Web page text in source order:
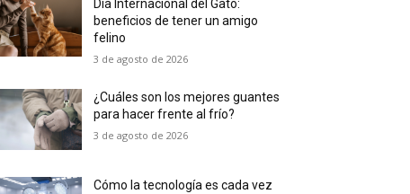
Día Internacional del Gato:
beneficios de tener un amigo
felino
3 de agosto de 2026
¿Cuáles son los mejores guantes
para hacer frente al frío?
3 de agosto de 2026
Cómo la tecnología es cada vez